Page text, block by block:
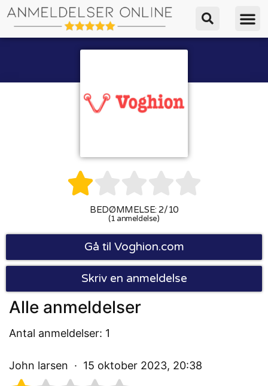

BEDØMMELSE: 2/10
(1 anmeldelse)
Gå til Voghion.com
Skriv en anmeldelse
Alle anmeldelser
Antal anmeldelser: 1
John larsen 15 oktober 2023, 20:38